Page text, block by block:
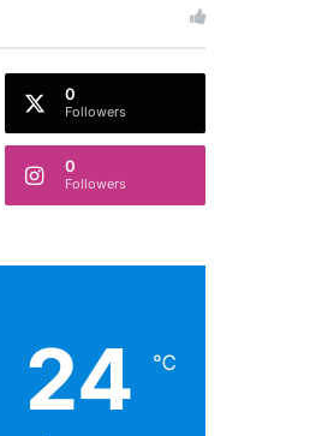
0
Followers
0
Followers
24 ℃